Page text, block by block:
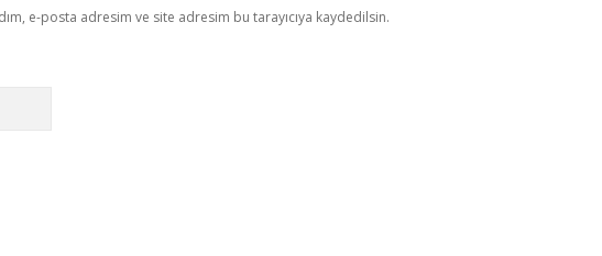
e-posta adresim ve site adresim bu tarayıcıya kaydedilsin.